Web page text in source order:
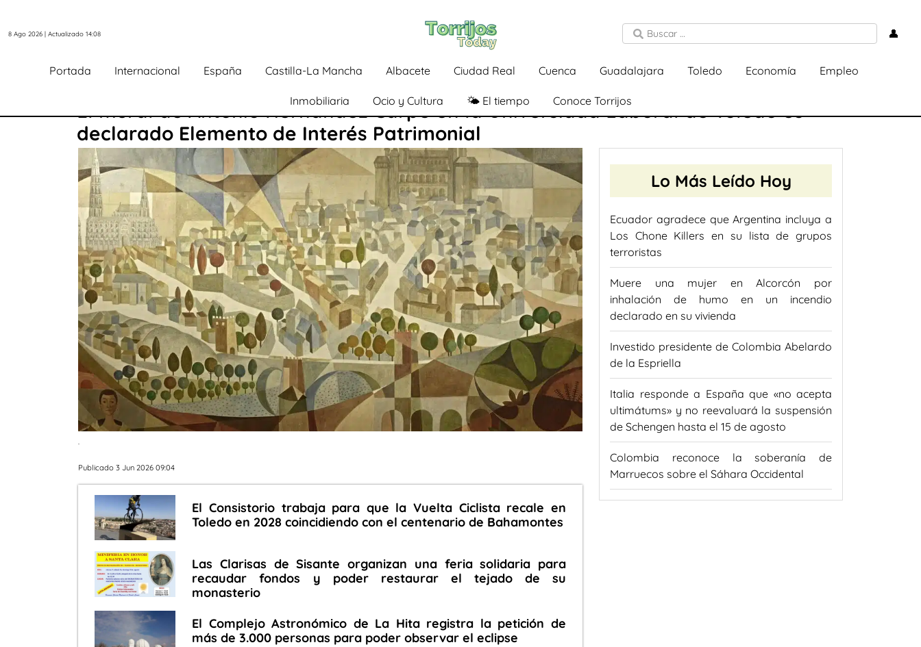
8 Ago 2026 | Actualizado 14:08 👤
Portada Internacional España Castilla-La Mancha Albacete Ciudad Real Cuenca Guadalajara Toledo Economía Empleo
Inmobiliaria Ocio y Cultura 🌤️ El tiempo Conoce Torrijos
El mural de Antonio Hernández Carpe en la Universidad Laboral de Toledo es
declarado Elemento de Interés Patrimonial
.
Publicado 3 Jun 2026 09:04
El Consistorio trabaja para que la Vuelta Ciclista recale en
Toledo en 2028 coincidiendo con el centenario de Bahamontes
Las Clarisas de Sisante organizan una feria solidaria para
recaudar fondos y poder restaurar el tejado de su
monasterio
El Complejo Astronómico de La Hita registra la petición de
más de 3.000 personas para poder observar el eclipse
Lo Más Leído Hoy
Ecuador agradece que Argentina incluya a
Los Chone Killers en su lista de grupos
terroristas
Muere una mujer en Alcorcón por
inhalación de humo en un incendio
declarado en su vivienda
Investido presidente de Colombia Abelardo
de la Espriella
Italia responde a España que «no acepta
ultimátums» y no reevaluará la suspensión
de Schengen hasta el 15 de agosto
Colombia reconoce la soberanía de
Marruecos sobre el Sáhara Occidental